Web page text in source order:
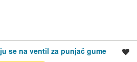
se na ventil za punjač gume